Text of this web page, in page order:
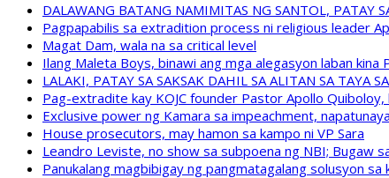
DALAWANG BATANG NAMIMITAS NG SANTOL, PATAY
Pagpapabilis sa extradition process ni religious leader
Magat Dam, wala na sa critical level
Ilang Maleta Boys, binawi ang mga alegasyon laban
LALAKI, PATAY SA SAKSAK DAHIL SA ALITAN SA TAYA
Pag-extradite kay KOJC founder Pastor Apollo Quiboloy,
Exclusive power ng Kamara sa impeachment,
House prosecutors, may hamon sa kampo ni VP Sara
Leandro Leviste, no show sa subpoena ng NBI; Bugaw
Panukalang magbibigay ng pangmatagalang solusyon